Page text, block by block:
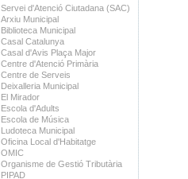
Servei d'Atenció Ciutadana (SAC)
Arxiu Municipal
Biblioteca Municipal
Casal Catalunya
Casal d'Avis Plaça Major
Centre d'Atenció Primària
Centre de Serveis
Deixalleria Municipal
El Mirador
Escola d'Adults
Escola de Música
Ludoteca Municipal
Oficina Local d'Habitatge
OMIC
Organisme de Gestió Tributària
PIPAD